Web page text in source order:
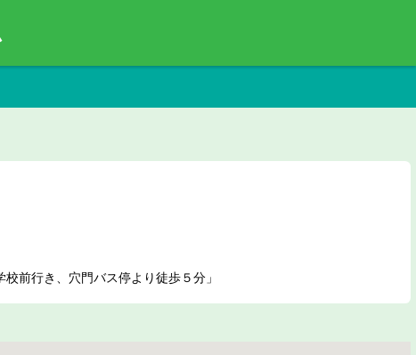
前行き、穴門バス停より徒歩５分」